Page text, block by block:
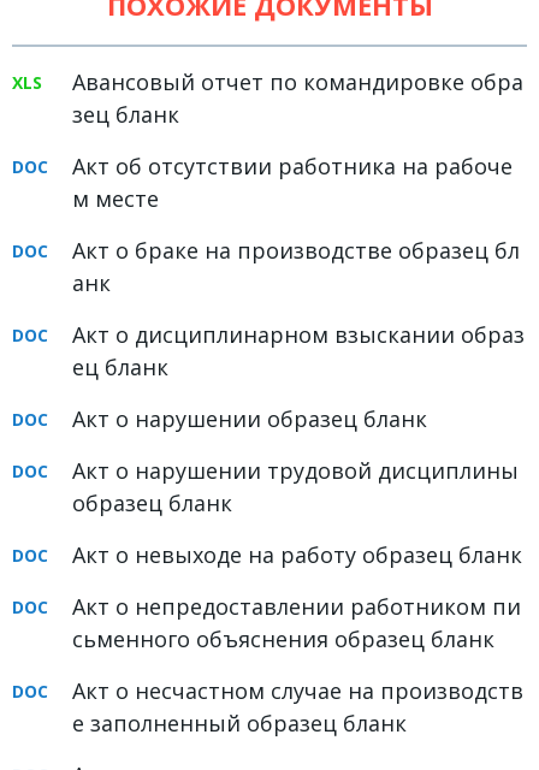
Авансовый отчет по командировке обра
зец бланк
Акт об отсутствии работника на рабоче
м месте
Акт о браке на производстве образец бл
анк
Акт о дисциплинарном взыскании образ
ец бланк
Акт о нарушении образец бланк
Акт о нарушении трудовой дисциплины
образец бланк
Акт о невыходе на работу образец бланк
Акт о непредоставлении работником пи
сьменного объяснения образец бланк
Акт о несчастном случае на производств
е заполненный образец бланк
Медицинское право
Миграционное право
Налоговое право
Семейное право
Трудовое право
Уголовное право
Финансовое право
Юридические новости
ВИДЕО
ФОРУМ
ЮРИДИЧЕСКИЙ ФОРУМ
+7 (800) 511-86-74
Для всех регионов РФ